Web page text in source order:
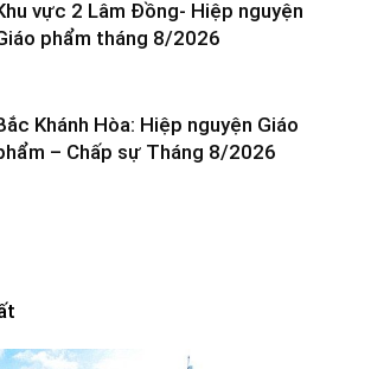
vực 2 Lâm Đồng- Hiệp nguyện
phẩm tháng 8/2026
Khánh Hòa: Hiệp nguyện Giáo
– Chấp sự Tháng 8/2026